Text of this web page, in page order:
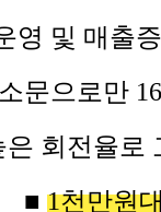
영 및 매출
문으로만 16
은 회전율로
■ 1천만원